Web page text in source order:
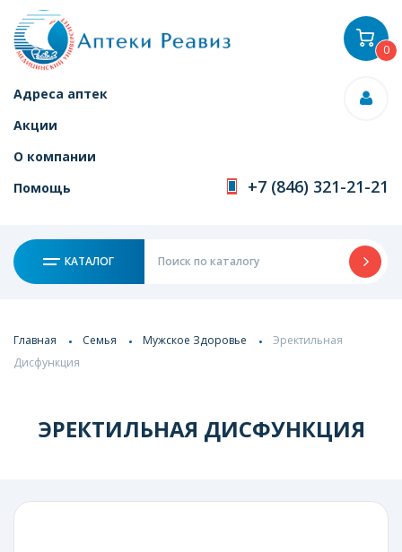
Адреса аптек
Акции
О компании
Помощь
+7 (846) 321-21-21
КАТАЛОГ
0
Главная Семья Мужское Здоровье
Эректильная
Дисфункция
ЭРЕКТИЛЬНАЯ ДИСФУНКЦИЯ